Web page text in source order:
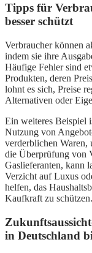
Tipps für
besser schützt
Verbraucher können
indem sie ihre
Häufige Fehler sind
Produkten, deren
lohnt es sich, Preise
Alternativen oder
Ein weiteres Beispiel
Nutzung von
verderblichen Waren,
die Überprüfung von
Gaslieferanten, kann
Verzicht auf Luxus
helfen, das
Kaufkraft zu schützen.
in Deutschland